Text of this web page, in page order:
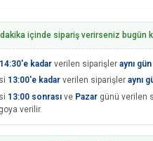
içinde sipariş verirseniz bugün
14:30'e kadar verilen siparişleraynı gün
13:00'e kadar verilen siparişleraynı
13:00 sonrası ve Pazar günü verilen
verilir.